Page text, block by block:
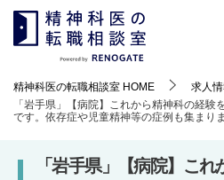
精神科医の転職相談室 HOME 求人
「岩手県」【病院】これから精神科の経
です。依存症や児童精神等の症例も集まりま
「岩手県」【病院】こ